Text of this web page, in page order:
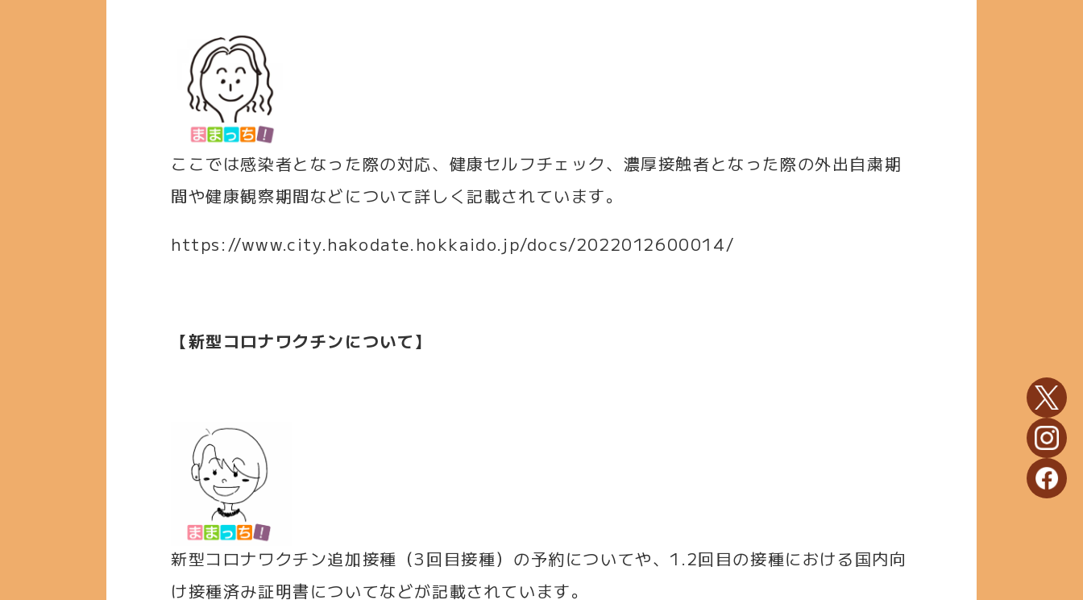
ここでは感染者となった際の対応、健康セルフチェック、濃厚接触者となった際の外出自粛期
間や健康観察期間などについて詳しく記載されています。
https://www.city.hakodate.hokkaido.jp/docs/2022012600014/
【新型コロナワクチンについて】
新型コロナワクチン追加接種（3回目接種）の予約についてや、1.2回目の接種における国内向
け接種済み証明書についてなどが記載されています。